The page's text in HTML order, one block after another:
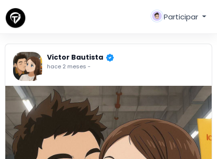
Participar
Victor Bautista
hace 2 meses -